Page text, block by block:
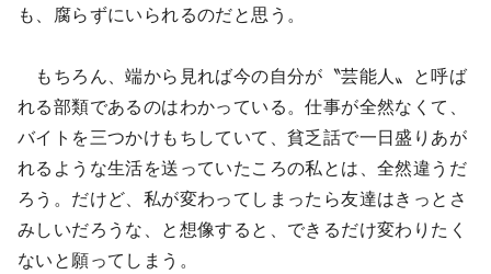
も、腐らずにいられるのだと思う。
もちろん、端から見れば今の自分が〝芸能人〟と呼ば
れる部類であるのはわかっている。仕事が全然なくて、
バイトを三つかけもちしていて、貧乏話で一日盛りあが
れるような生活を送っていたころの私とは、全然違うだ
ろう。だけど、私が変わってしまったら友達はきっとさ
みしいだろうな、と想像すると、できるだけ変わりたく
ないと願ってしまう。